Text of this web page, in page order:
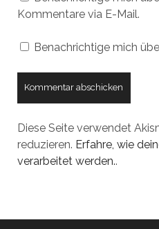
Kommentare via E-Mail.
Benachrichtige mich
Diese Seite verwendet
reduzieren. Erfahre, wie
verarbeitet werden..